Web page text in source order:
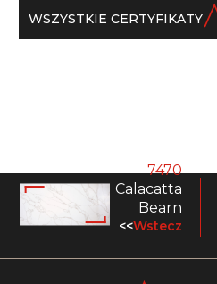
WSZYSTKIE CERTYFIKATY
7470
Calacatta
Bearn
<<Wstecz